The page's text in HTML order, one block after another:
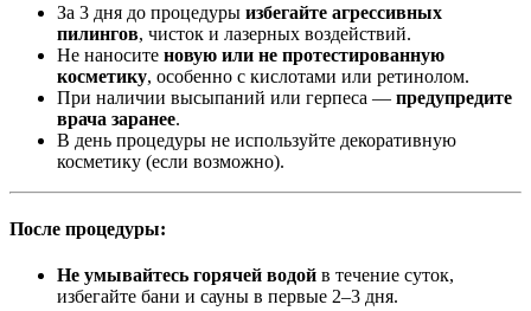
За 3 дня до процедуры избегайте агрессивных
пилингов, чисток и лазерных воздействий.
Не наносите новую или не протестированную
косметику, особенно с кислотами или ретинолом.
При наличии высыпаний или герпеса — предупредите
врача заранее.
В день процедуры не используйте декоративную
косметику (если возможно).
После процедуры:
Не умывайтесь горячей водой в течение суток,
избегайте бани и сауны в первые 2–3 дня.